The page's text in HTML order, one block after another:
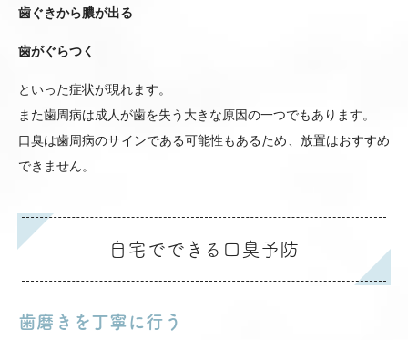
歯ぐきから膿が出る
歯がぐらつく
といった症状が現れます。
また歯周病は成人が歯を失う大きな原因の一つでもあります。
口臭は歯周病のサインである可能性もあるため、放置はおすすめ
できません。
自宅でできる口臭予防
歯磨きを丁寧に行う